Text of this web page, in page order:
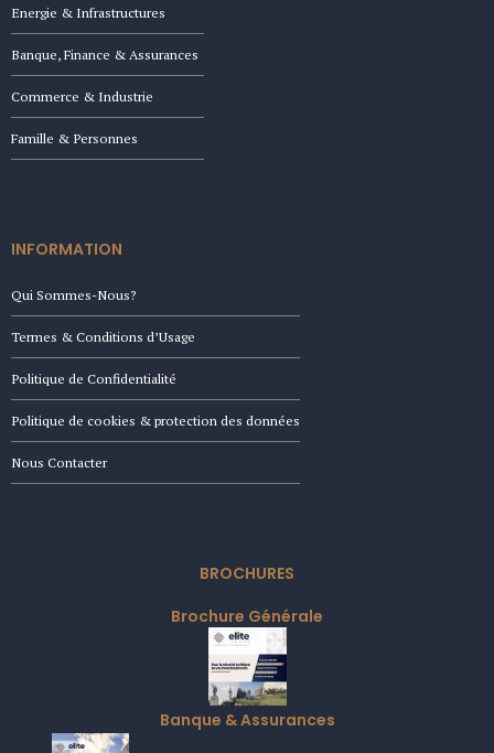
Energie & Infrastructures
Banque, Finance & Assurances
Commerce & Industrie
Famille & Personnes
INFORMATION
Qui Sommes-Nous?
Termes & Conditions d’Usage
Politique de Confidentialité
Politique de cookies & protection des données
Nous Contacter
BROCHURES
Brochure Générale
Banque & Assurances